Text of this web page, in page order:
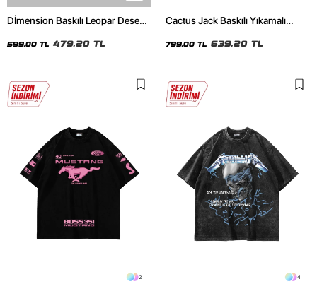
Dİmension Baskılı Leopar Desenli
Tshirt
599,00 TL 479,20 TL
Cactus Jack Baskılı Yıkamalı
799,00 TL 639,20 TL
2 4